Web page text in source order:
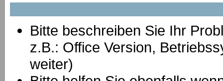
Bitte beschreiben Sie Ihr
z.B.: Office Version,
weiter)